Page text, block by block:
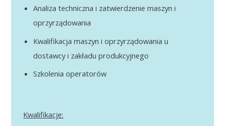
Completed higher technical studies in the field of
mechanics, mechanical engineering, process
engineering,
Related
Min 5 years as a process engineer in the
manufacturing process
mechanics, mechanical engineering, process
engineering,
Related
At least 1 year of experience in a similar position
is welcome
Ability to read drawings, documentation
Analiza techniczna i zatwierdzenie maszyn i
oprzyrządowania
Kwalifikacja maszyn i oprzyrządowania u
dostawcy i zakładu produkcyjnego
Szkolenia operatorów
Kwalifikacje: